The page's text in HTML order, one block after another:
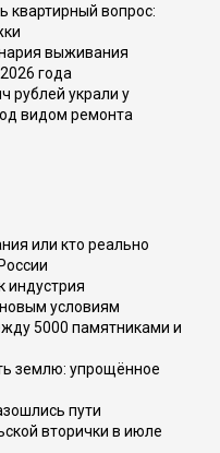
квартирный вопрос:
выживания
года
рублей украли у
видом ремонта
или кто реально
индустрия
условиям
5000 памятниками и
землю: упрощённое
пути
вторички в июле